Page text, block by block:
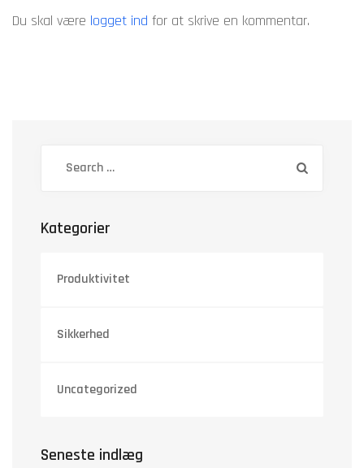
Du skal være logget ind for at skrive en kommentar.
Kategorier
Produktivitet
Sikkerhed
Uncategorized
Seneste indlæg